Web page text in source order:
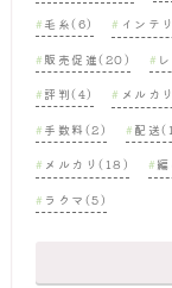
毛糸(6) インテ
販売促進(20)
評判(4) メルカ
手数料(2) 配送
メルカリ(18)
ラクマ(5)